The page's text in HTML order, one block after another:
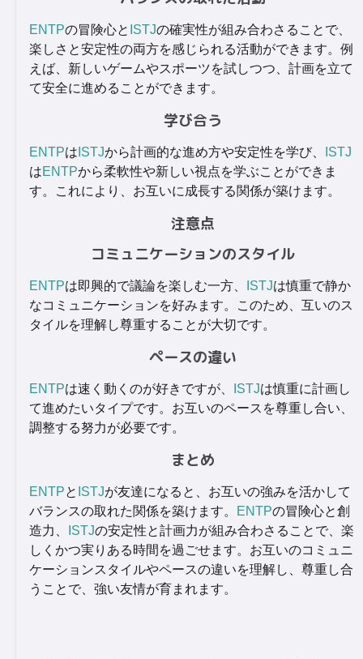
ENTPの冒険心と ISTJの確実性が組み合わさることで、
楽しさと安定性の両方を感じられる活動ができます。例
えば、新しいゲームやスポーツを試しつつ、計画を立て
て安全に進めることができます。
学び合う
ENTPは ISTJから計画的な進め方や安定性を学び、
ISTJ
はENTPから柔軟性や新しい視点を学ぶことができま
す。これにより、お互いに成長する関係が築けます。
注意点
コミュニケーションのスタイル
ENTPは即興的で議論を楽しむ一方、 ISTJは慎重で静か
なコミュニケーションを好みます。このため、互いのス
タイルを理解し尊重することが大切です。
ペースの違い
ENTPは速く動くのが好きですが、 ISTJは慎重に計画し
て進めたいタイプです。お互いのペースを尊重し合い、
調整する努力が必要です。
まとめ
ENTPと ISTJが友達になると、お互いの強みを活かして
バランスの取れた関係を築けます。
ENTPの冒険心と創
造力、
ISTJの安定性と計画力が組み合わさることで、楽
しくかつ実りある時間を過ごせます。お互いのコミュニ
ケーションスタイルやペースの違いを理解し、尊重し合
うことで、強い友情が育まれます。